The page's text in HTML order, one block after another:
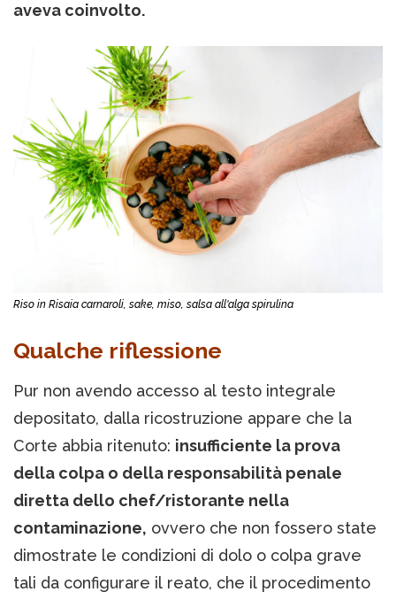
aveva coinvolto.
Riso in Risaia carnaroli, sake, miso, salsa all'alga spirulina
Qualche riflessione
Pur non avendo accesso al testo integrale
depositato, dalla ricostruzione appare che la
Corte abbia ritenuto: insufficiente la prova
della colpa o della responsabilità penale
diretta dello chef/ristorante nella
contaminazione, ovvero che non fossero state
dimostrate le condizioni di dolo o colpa grave
tali da configurare il reato, che il procedimento